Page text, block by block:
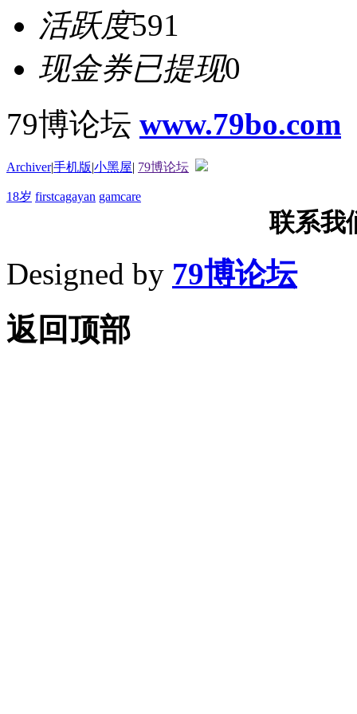
活跃度591
现金券已提现0
79博论坛 www.79bo.com
Archiver|手机版|小黑屋| 79博论坛
18岁 firstcagayan gamcare
联系我
Designed by 79博论坛
返回顶部